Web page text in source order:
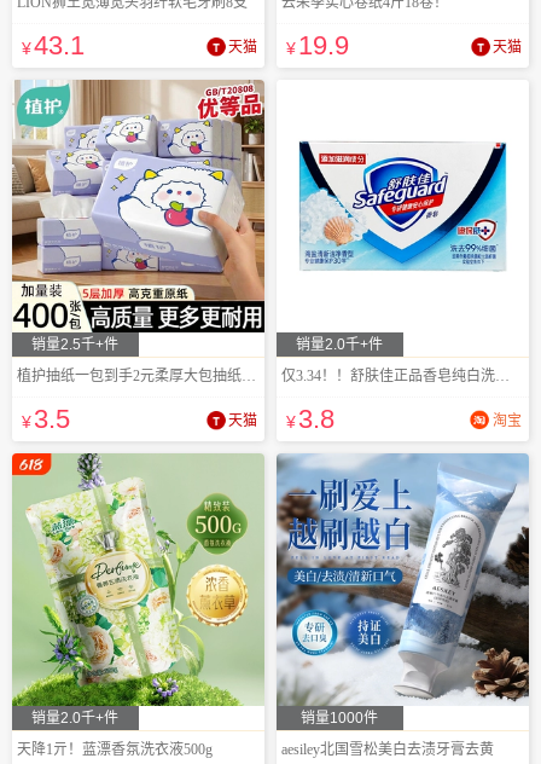
¥43.1 天猫 ¥19.9 天猫
销量2.5千+件
植护抽纸一包到手2元柔厚大包抽纸家用
¥3.5 天猫
销量2.0千+件
仅3.34！！舒肤佳正品香皂纯白洗脸皂100g
¥3.8 淘宝
销量2.0千+件
天降1亓！蓝漂香氛洗衣液500g
销量1000件
aesiley北国雪松美白去渍牙膏去黄